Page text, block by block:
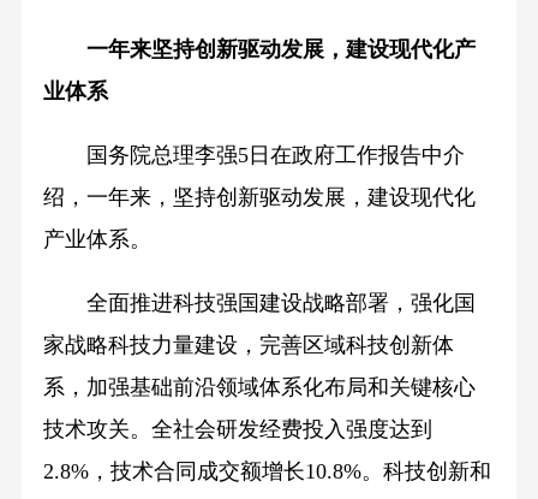
一年来坚持创新驱动发展，建设现代化产
业体系
国务院总理李强5日在政府工作报告中介
绍，一年来，坚持创新驱动发展，建设现代化
产业体系。
全面推进科技强国建设战略部署，强化国
家战略科技力量建设，完善区域科技创新体
系，加强基础前沿领域体系化布局和关键核心
技术攻关。全社会研发经费投入强度达到
2.8%，技术合同成交额增长10.8%。科技创新和